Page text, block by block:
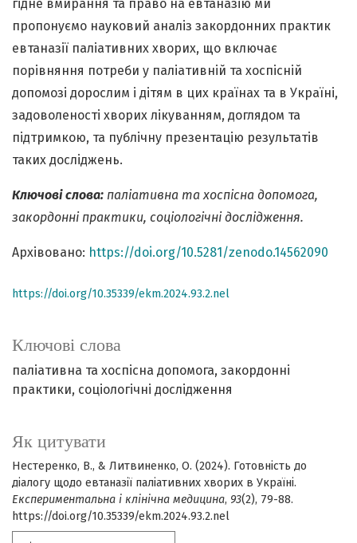
Ключові слова
паліативна та хоспісна допомога закордонні
практики соціологічні дослідження
Як цитувати
Нестеренко, В., & Литвиненко, О. (2024). Готовність до
діалогу щодо евтаназії паліативних хворих в Україні.
Експериментальна і клінічна медицина, 93(2), 79-88.
https://doi.org/10.35339/ekm.2024.93.2.nel
гідне вмирання та право на евтаназію ми
пропонуємо науковий аналіз закордонних практик
евтаназії паліативних хворих, що включає
порівняння потреби у паліативній та хоспісній
допомозі дорослим і дітям в цих країнах та в Україні,
задоволеності хворих лікуванням, доглядом та
підтримкою, та публічну презентацію результатів
таких досліджень.
Ключові слова: паліативна та хоспісна допомога,
закордонні практики, соціологічні дослідження.
Архівовано: https://doi.org/10.5281/zenodo.14562090
https://doi.org/10.35339/ekm.2024.93.2.nel